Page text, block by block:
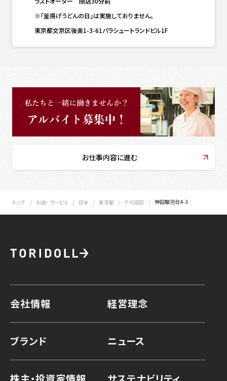
※「釜揚げうどんの日」は実施しておりません。
東京都文京区後楽1-3-61パラシュートランドビル1F
お仕事内容に進む
トップ お店・ サービス 日本 東京都 千代田区 神田駿河台4-3
会社情報 経営理念
ブランド ニュース